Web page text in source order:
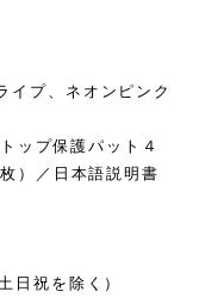
イプ、ネオンピンク
ップ保護パット４
）／日本語説明書
日祝を除く）